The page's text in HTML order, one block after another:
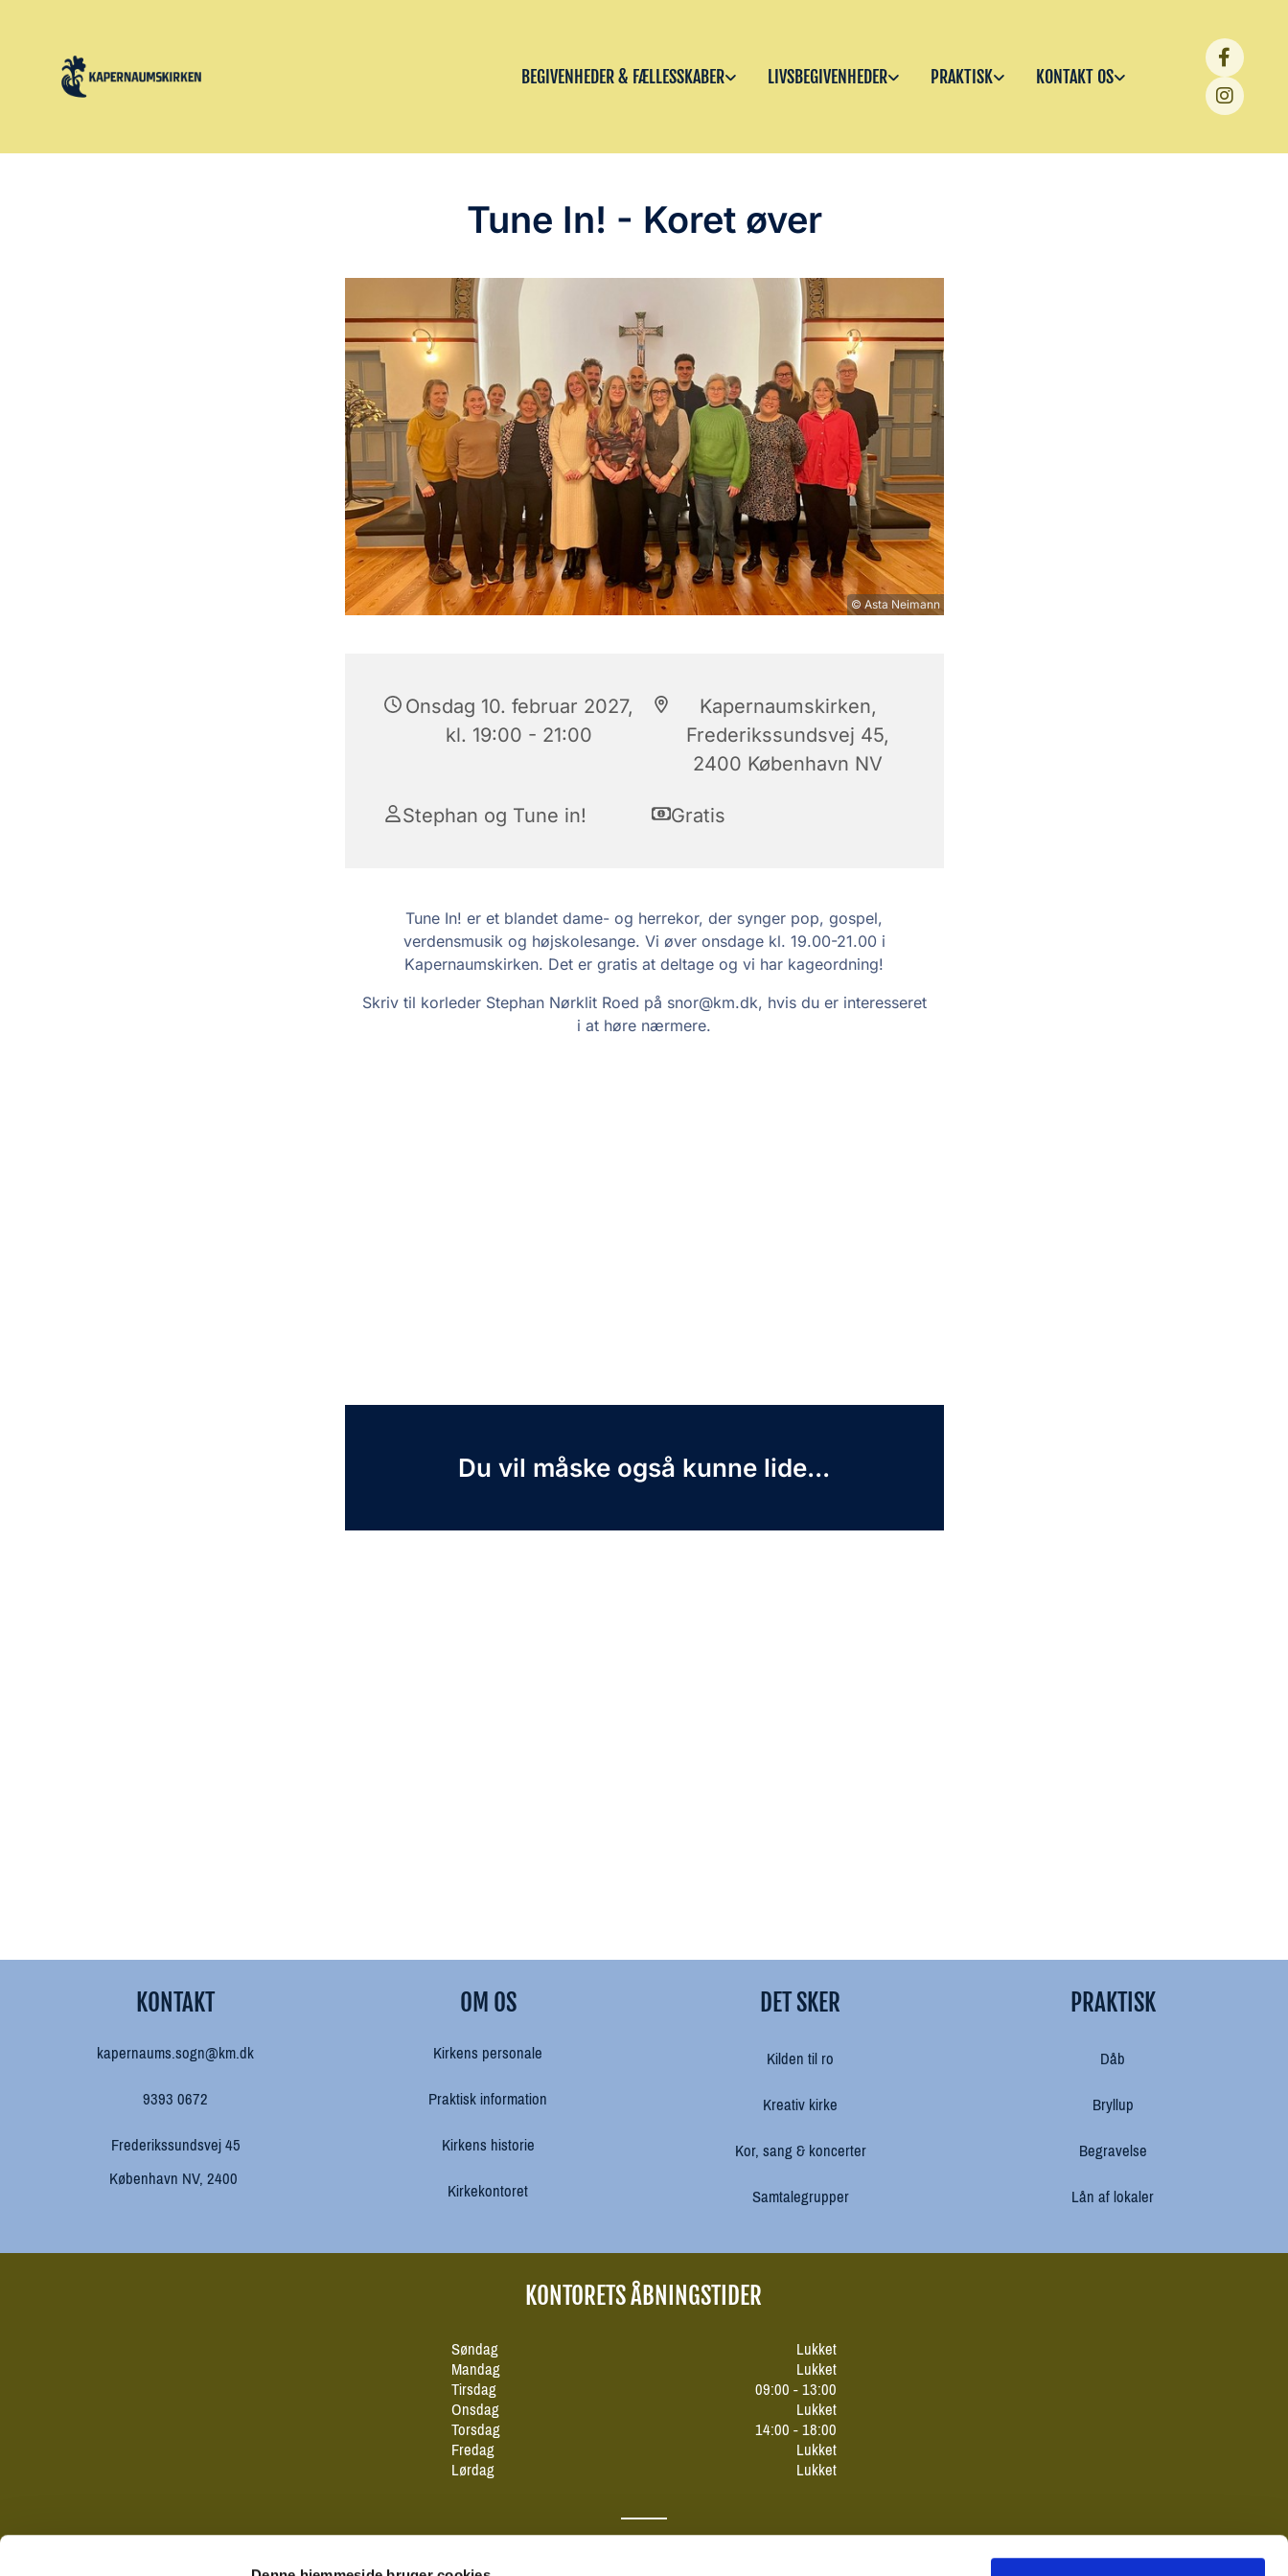
BEGIVENHEDER & FÆLLESSKABER LIVSBEGIVENHEDER PRAKTISK KONTAKT OS
Tune In! - Koret øver
© Asta Neimann
Onsdag 10. februar 2027,
kl. 19:00 - 21:00
Kapernaumskirken,
Frederikssundsvej 45,
2400 København NV
Stephan og Tune in! Gratis
Tune In! er et blandet dame- og herrekor, der synger pop, gospel,
verdensmusik og højskolesange. Vi øver onsdage kl. 19.00-21.00 i
Kapernaumskirken. Det er gratis at deltage og vi har kageordning!
Skriv til korleder Stephan Nørklit Roed på snor@km.dk, hvis du er interesseret
i at høre nærmere.
Du vil måske også kunne lide...
KONTAKT
kapernaums.sogn@km.dk
9393 0672
Frederikssundsvej 45
København NV, 2400
OM OS
Kirkens personale
Praktisk information
Kirkens historie
Kirkekontoret
DET SKER
Kilden til ro
Kreativ kirke
Kor, sang & koncerter
Samtalegrupper
PRAKTISK
Dåb
Bryllup
Begravelse
Lån af lokaler
KONTORETS ÅBNINGSTIDER
Søndag
Lukket
Mandag Lukket
Tirsdag 09:00 - 13:00
Onsdag Lukket
Torsdag 14:00 - 18:00
Fredag Lukket
Lørdag Lukket